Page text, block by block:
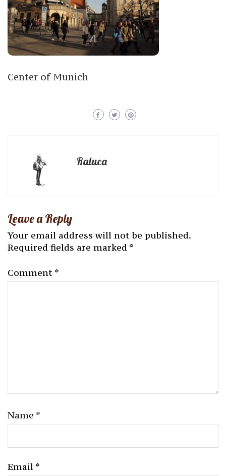
Center of Munich
Raluca
Leave a Reply
Your email address will not be published.
Required fields are marked *
Comment *
Name *
Email *